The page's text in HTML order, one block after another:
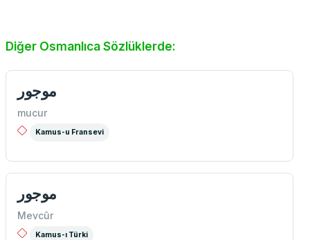
Diğer Osmanlıca Sözlüklerde:
موجور
mucur
Kamus-u Fransevi
موجور
Mevcûr
Kamus-ı Türki